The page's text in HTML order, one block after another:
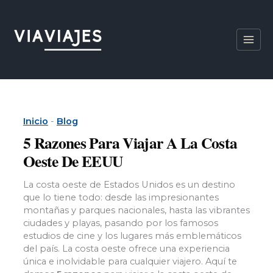
contenido
Inicio - Blog
5 Razones Para Viajar A La Costa
Oeste De EEUU
La costa oeste de Estados Unidos es un destino
que lo tiene todo: desde las impresionantes
montañas y parques nacionales, hasta las vibrantes
ciudades y playas, pasando por los famosos
estudios de cine y los lugares más emblemáticos
del país. La costa oeste ofrece una experiencia
única e inolvidable para cualquier viajero. Aquí te